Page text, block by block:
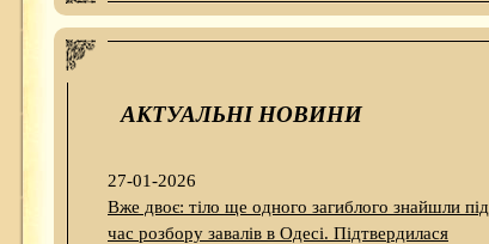
АКТУАЛЬНІ НОВИНИ
27-01-2026
Вже двоє: тіло ще одного загиблого знайшли під
час розбору завалів в Одесі. Підтвердилася